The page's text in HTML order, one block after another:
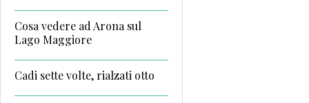
Cosa vedere ad Arona sul
Lago Maggiore
Cadi sette volte, rialzati otto